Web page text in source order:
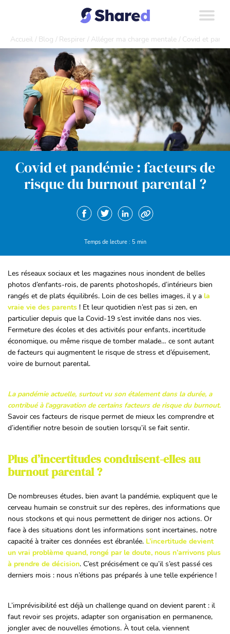
Accueil Blog Respirer Alléger ma charge mentale Covid et
Covid et pandémie : facteurs de
risque du burnout parental ?
Partager sur Facebook. Nouvelle fenêtre
Partager sur Twitter. Nouvelle
Partager sur Linkedin.
Temps de lecture : 5 min
Les réseaux sociaux et les magazines nous inondent de belles
photos d’enfants-rois, de parents photoshopés, d’intérieurs bien
rangés et de plats équilibrés. Loin de ces belles images, il y a la
vraie vie des parents ! Et leur quotidien n’est pas si zen, en
particulier depuis que la Covid-19 s’est invitée dans nos vies.
Fermeture des écoles et des activités pour enfants, incertitude
économique, ou même risque de tomber malade… ce sont autant
de facteurs qui augmentent le risque de stress et d’épuisement,
voire de burnout parental.
La pandémie actuelle, surtout vu son étalement dans la durée, a
contribué à l’aggravation de certains facteurs de risque du burnout.
Savoir ces facteurs de risque permet de mieux les comprendre et
d’identifier notre besoin de soutien lorsqu’il se fait sentir.
Plus d’incertitudes conduisent-elles au
burnout parental ?
De nombreuses études, bien avant la pandémie, expliquent que le
cerveau humain se construit sur des repères, des informations que
nous stockons et qui nous permettent de diriger nos actions. Or
face à des situations dont les informations sont incertaines, notre
capacité à traiter ces données est ébranlée. L’incertitude devient
un vrai problème quand, rongé par le doute, nous n’arrivons plus
à prendre de décision. C’est précisément ce qu’il s’est passé ces
derniers mois : nous n’étions pas préparés à une telle expérience !
L’imprévisibilité est déjà un challenge quand on devient parent : il
faut revoir ses projets, adapter son organisation en permanence,
jongler avec de nouvelles émotions. À tout cela, viennent